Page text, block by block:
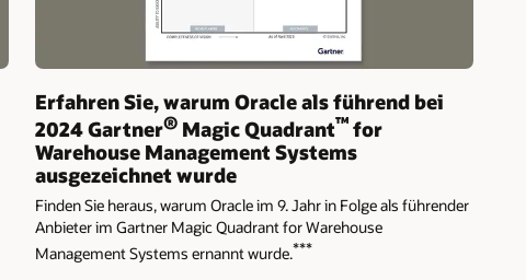
Erfahren Sie, warum Oracle als führend bei
2024 Gartner®Magic Quadrant™for
Warehouse Management Systems
ausgezeichnet wurde
Finden Sie heraus, warum Oracle im 9. Jahr in Folge als führender
Anbieter im Gartner Magic Quadrant for Warehouse
Management Systems ernannt wurde.***